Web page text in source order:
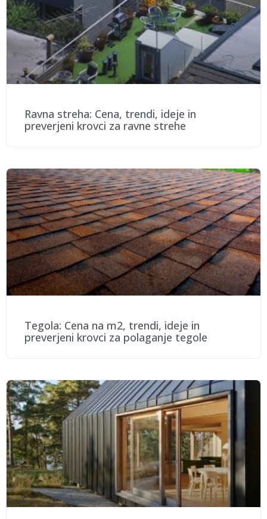
Ravna streha: Cena, trendi, ideje in
preverjeni krovci za ravne strehe
Tegola: Cena na m2, trendi, ideje in
preverjeni krovci za polaganje tegole